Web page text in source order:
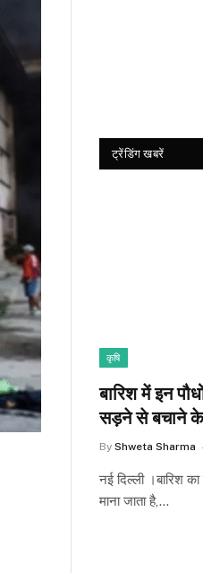
ट्रेंडिंग खबरें
कृषि
बारिश में इन
सड़ने से बचाने के
By Shweta Sharma
नई दिल्ली ।बारिश
माना जाता है,…